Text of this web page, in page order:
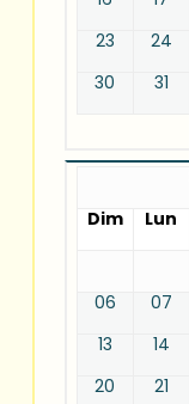
23
24
30
31
Dim
Lun
06
07
13
14
20
21